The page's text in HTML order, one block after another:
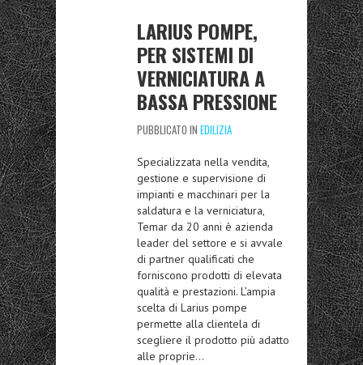
LARIUS POMPE,
PER SISTEMI DI
VERNICIATURA A
BASSA PRESSIONE
PUBBLICATO IN EDILIZIA
Specializzata nella vendita,
gestione e supervisione di
impianti e macchinari per la
saldatura e la verniciatura,
Temar da 20 anni è azienda
leader del settore e si avvale
di partner qualificati che
forniscono prodotti di elevata
qualità e prestazioni. L’ampia
scelta di Larius pompe
permette alla clientela di
scegliere il prodotto più adatto
alle proprie…